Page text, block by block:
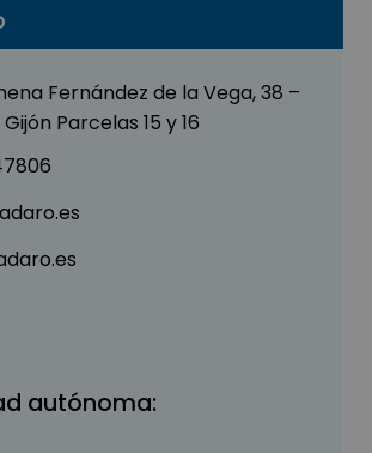
Fernández de la Vega, 38 –
Parcelas 15 y 16
autónoma: